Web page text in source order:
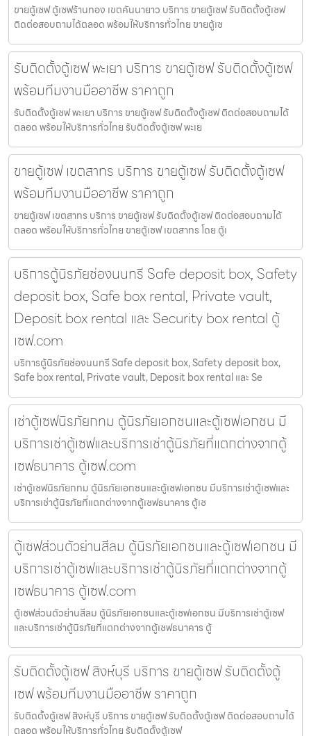
ขายตู้เซฟ ตู้เซฟร้านทอง เขตคันนายาว บริการ ขายตู้เซฟ รับติดตั้งตู้เซฟ
ติดต่อสอบถามได้ตลอด พร้อมให้บริการทั่วไทย ขายตู้เซ
รับติดตั้งตู้เซฟ พะเยา บริการ ขายตู้เซฟ รับติดตั้งตู้เซฟ
พร้อมทีมงานมืออาชีพ ราคาถูก
รับติดตั้งตู้เซฟ พะเยา บริการ ขายตู้เซฟ รับติดตั้งตู้เซฟ ติดต่อสอบถามได้
ตลอด พร้อมให้บริการทั่วไทย รับติดตั้งตู้เซฟ พะเย
ขายตู้เซฟ เขตสาทร บริการ ขายตู้เซฟ รับติดตั้งตู้เซฟ
พร้อมทีมงานมืออาชีพ ราคาถูก
ขายตู้เซฟ เขตสาทร บริการ ขายตู้เซฟ รับติดตั้งตู้เซฟ ติดต่อสอบถามได้
ตลอด พร้อมให้บริการทั่วไทย ขายตู้เซฟ เขตสาทร โดย ตู้เ
บริการตู้นิรภัยช่องนนทรี Safe deposit box, Safety
deposit box, Safe box rental, Private vault,
Deposit box rental และ Security box rental ตู้
เซฟ.com
บริการตู้นิรภัยช่องนนทรี Safe deposit box, Safety deposit box,
Safe box rental, Private vault, Deposit box rental และ Se
เช่าตู้เซฟนิรภัยกทม ตู้นิรภัยเอกชนและตู้เซฟเอกชน มี
บริการเช่าตู้เซฟและบริการเช่าตู้นิรภัยที่แตกต่างจากตู้
เซฟธนาคาร ตู้เซฟ.com
เช่าตู้เซฟนิรภัยกทม ตู้นิรภัยเอกชนและตู้เซฟเอกชน มีบริการเช่าตู้เซฟและ
บริการเช่าตู้นิรภัยที่แตกต่างจากตู้เซฟธนาคาร ตู้เซ
ตู้เซฟส่วนตัวย่านสีลม ตู้นิรภัยเอกชนและตู้เซฟเอกชน มี
บริการเช่าตู้เซฟและบริการเช่าตู้นิรภัยที่แตกต่างจากตู้
เซฟธนาคาร ตู้เซฟ.com
ตู้เซฟส่วนตัวย่านสีลม ตู้นิรภัยเอกชนและตู้เซฟเอกชน มีบริการเช่าตู้เซฟ
และบริการเช่าตู้นิรภัยที่แตกต่างจากตู้เซฟธนาคาร ตู้
รับติดตั้งตู้เซฟ สิงห์บุรี บริการ ขายตู้เซฟ รับติดตั้งตู้
เซฟ พร้อมทีมงานมืออาชีพ ราคาถูก
รับติดตั้งตู้เซฟ สิงห์บุรี บริการ ขายตู้เซฟ รับติดตั้งตู้เซฟ ติดต่อสอบถามได้
ตลอด พร้อมให้บริการทั่วไทย รับติดตั้งตู้เซฟ